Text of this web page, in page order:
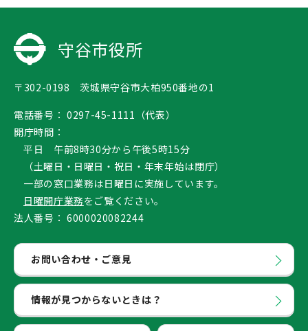
守谷市役所
〒302-0198 茨城県守谷市大柏950番地の1
電話番号： 0297-45-1111（代表）
開庁時間：
平日 午前8時30分から午後5時15分
（土曜日・日曜日・祝日・年末年始は閉庁）
一部の窓口業務は日曜日に実施しています。
日曜開庁業務をご覧ください。
法人番号： 6000020082244
お問い合わせ・ご意見
情報が見つからないときは？